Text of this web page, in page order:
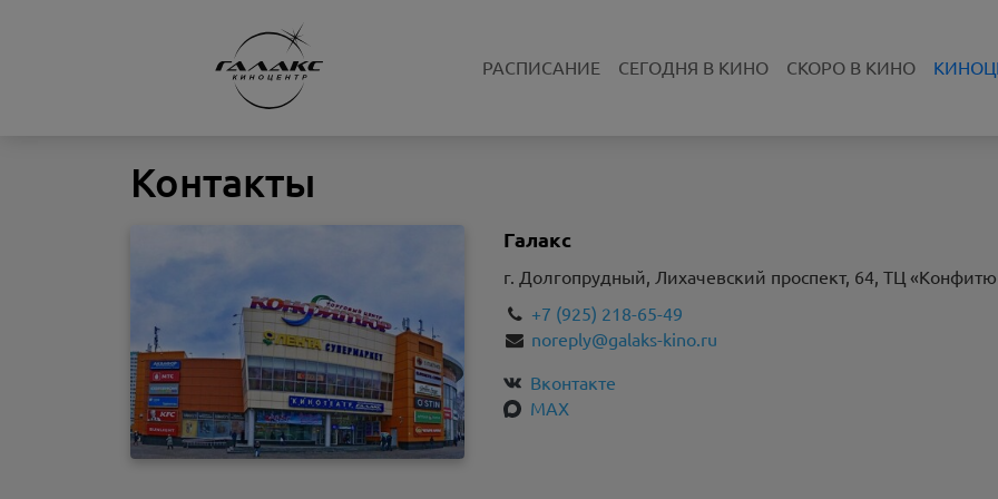
РАСПИСАНИЕ СЕГОДНЯ В КИНО СКОРО В КИНО
Контакты
Галакс
г. Долгопрудный, Лихачевский проспект, 64, ТЦ
+7 (925) 218-65-49
noreply@galaks-kino.ru
Вконтакте
MAX